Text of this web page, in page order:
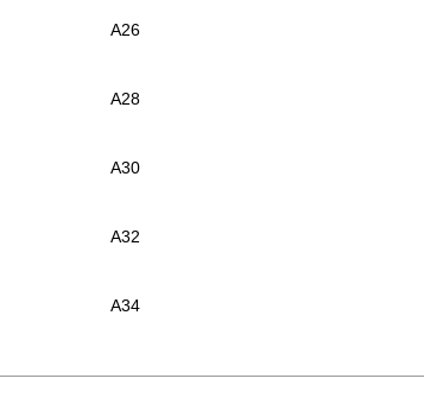
A26
A28
A30
A32
A34